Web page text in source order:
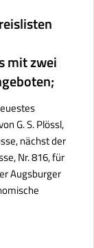
mit zwei
G. S. Plössl,
nächst der
Nr. 816, für
Augsburger